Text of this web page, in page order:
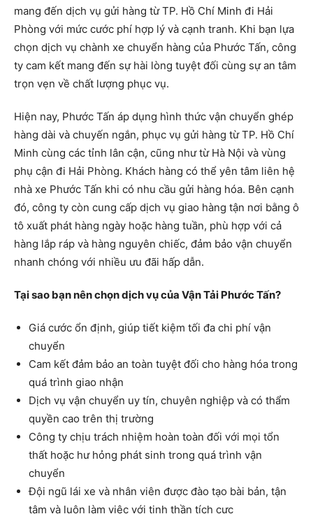
mang đến dịch vụ gửi hàng từ TP. Hồ Chí Minh đi Hải
Phòng với mức cước phí hợp lý và cạnh tranh. Khi bạn lựa
chọn dịch vụ chành xe chuyển hàng của Phước Tấn, công
ty cam kết mang đến sự hài lòng tuyệt đối cùng sự an tâm
trọn vẹn về chất lượng phục vụ.
Hiện nay, Phước Tấn áp dụng hình thức vận chuyển ghép
hàng dài và chuyến ngắn, phục vụ gửi hàng từ TP. Hồ Chí
Minh cùng các tỉnh lân cận, cũng như từ Hà Nội và vùng
phụ cận đi Hải Phòng. Khách hàng có thể yên tâm liên hệ
nhà xe Phước Tấn khi có nhu cầu gửi hàng hóa. Bên cạnh
đó, công ty còn cung cấp dịch vụ giao hàng tận nơi bằng ô
tô xuất phát hàng ngày hoặc hàng tuần, phù hợp với cả
hàng lắp ráp và hàng nguyên chiếc, đảm bảo vận chuyển
nhanh chóng với nhiều ưu đãi hấp dẫn.
Tại sao bạn nên chọn dịch vụ của Vận Tải Phước Tấn?
Giá cước ổn định, giúp tiết kiệm tối đa chi phí vận
chuyển
Cam kết đảm bảo an toàn tuyệt đối cho hàng hóa trong
quá trình giao nhận
Dịch vụ vận chuyển uy tín, chuyên nghiệp và có thẩm
quyền cao trên thị trường
Công ty chịu trách nhiệm hoàn toàn đối với mọi tổn
thất hoặc hư hỏng phát sinh trong quá trình vận
chuyển
Đội ngũ lái xe và nhân viên được đào tạo bài bản, tận
tâm và luôn làm việc với tinh thần tích cực